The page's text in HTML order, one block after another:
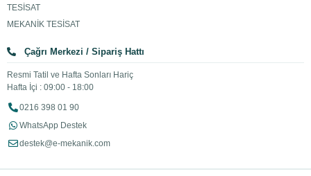
TESİSAT
MEKANİK TESİSAT
Çağrı Merkezi / Sipariş Hattı
Resmi Tatil ve Hafta Sonları Hariç
Hafta İçi : 09:00 - 18:00
0216 398 01 90
WhatsApp Destek
destek@e-mekanik.com